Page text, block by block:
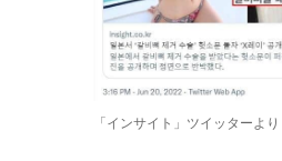
「インサイト」ツイッターより